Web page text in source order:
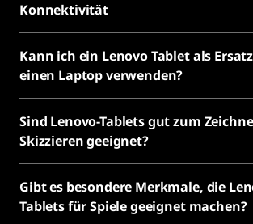
Konnektivität
Kann ich ein Lenovo Tablet als
einen Laptop verwenden?
Sind Lenovo-Tablets gut zum
Skizzieren geeignet?
Gibt es besondere Merkmale, die
Tablets für Spiele geeignet machen?